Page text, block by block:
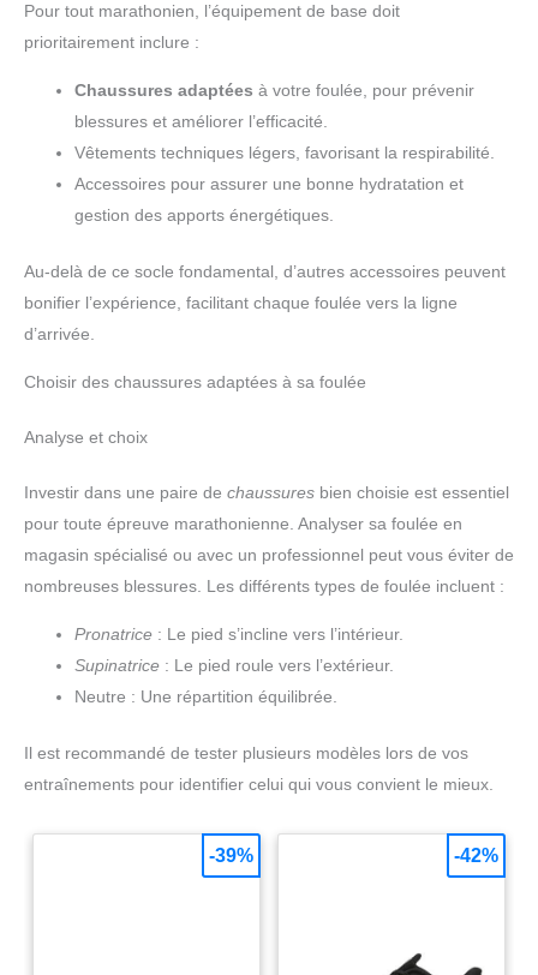
Pour tout marathonien, l’équipement de base doit
prioritairement inclure :
Chaussures adaptées à votre foulée, pour prévenir
blessures et améliorer l’efficacité.
Vêtements techniques légers, favorisant la respirabilité.
Accessoires pour assurer une bonne hydratation et
gestion des apports énergétiques.
Au-delà de ce socle fondamental, d’autres accessoires peuvent
bonifier l’expérience, facilitant chaque foulée vers la ligne
d’arrivée.
Choisir des chaussures adaptées à sa foulée
Analyse et choix
Investir dans une paire de chaussures bien choisie est essentiel
pour toute épreuve marathonienne. Analyser sa foulée en
magasin spécialisé ou avec un professionnel peut vous éviter de
nombreuses blessures. Les différents types de foulée incluent :
Pronatrice : Le pied s’incline vers l’intérieur.
Supinatrice : Le pied roule vers l’extérieur.
Neutre : Une répartition équilibrée.
Il est recommandé de tester plusieurs modèles lors de vos
entraînements pour identifier celui qui vous convient le mieux.
-39% -42%